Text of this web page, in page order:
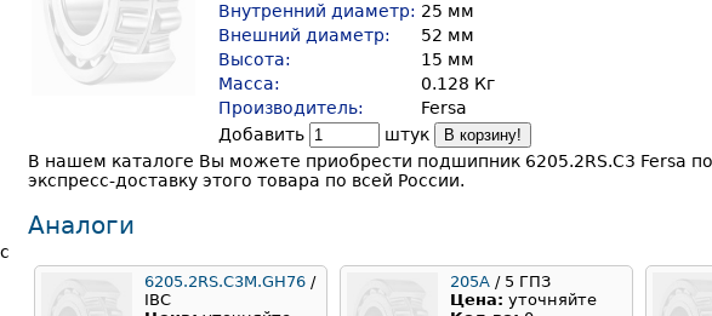
Внутренний диаметр: 25 мм
Внешний диаметр:
52 мм
Высота:
15 мм
Масса:
0.128 Кг
Производитель:
Fersa
Добавить
штук В корзину!
В нашем каталоге Вы можете приобрести подшипник 6205.2RS.C3 Fersa
экспресс-доставку этого товара по всей России.
Аналоги
6205.2RS.C3M.GH76 /
IBC
205А / 5 ГПЗ
Цена: уточняйте